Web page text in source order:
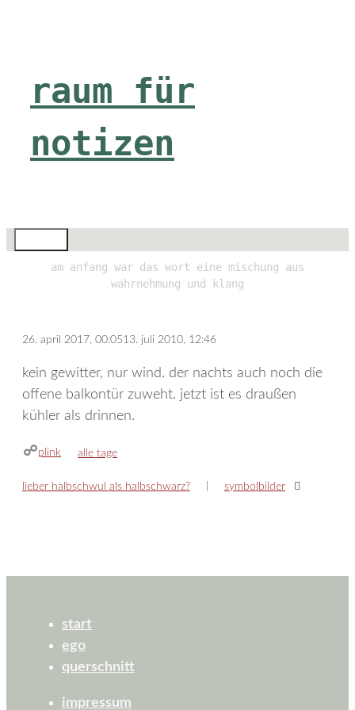
raum für
notizen
am anfang war das wort eine mischung aus
wahrnehmung und klang
26. april 2017, 00:0513. juli 2010, 12:46
kein gewitter, nur wind. der nachts auch noch die
offene balkontür zuweht. jetzt ist es draußen
kühler als drinnen.
plink kategorien
alle tage
lieber halbschwul als halbschwarz? symbolbilder
start
ego
querschnitt
impressum